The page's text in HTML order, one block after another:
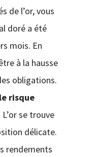
de l’or, vous
doré a été
mois. En
à la hausse
obligations.
le risque
se trouve
délicate.
rendements